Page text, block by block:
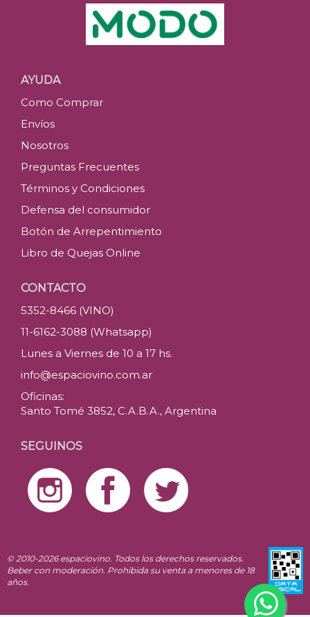
AYUDA
Como Comprar
Envíos
Nosotros
Preguntas Frecuentes
Términos y Condiciones
Defensa del consumidor
Botón de Arrepentimiento
Libro de Quejas Online
CONTACTO
5352-8466 (VINO)
11-6162-3088 (Whatsapp)
Lunes a Viernes de 10 a 17 hs.
info@espaciovino.com.ar
Oficinas:
Santo Tomé 3852, C.A.B.A., Argentina
SEGUINOS
© 2010-2026 espaciovino. Todos los derechos reservados.
Beber con moderación. Prohibida su venta a menores de 18
años.